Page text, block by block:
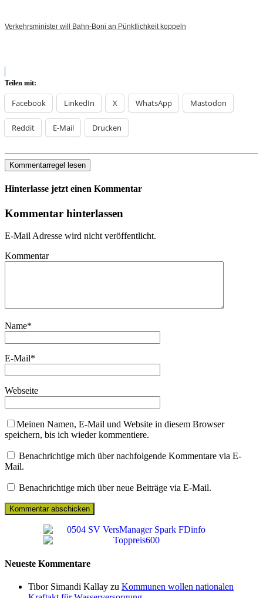
Verkehrsminister will Bahn-Boni an Pünktlichkeit koppeln
Teilen mit:
Facebook LinkedIn X WhatsApp Mastodon
Reddit E-Mail Drucken
Kommentarregel lesen
Hinterlasse jetzt einen Kommentar
Kommentar hinterlassen
E-Mail Adresse wird nicht veröffentlicht.
Kommentar
Name*
E-Mail*
Webseite
Meinen Namen, E-Mail und Website in diesem Browser
speichern, bis ich wieder kommentiere.
Benachrichtige mich über nachfolgende Kommentare via E-
Mail.
Benachrichtige mich über neue Beiträge via E-Mail.
Neueste Kommentare
Tibor Simandi Kallay zu Kommunen wollen nationalen